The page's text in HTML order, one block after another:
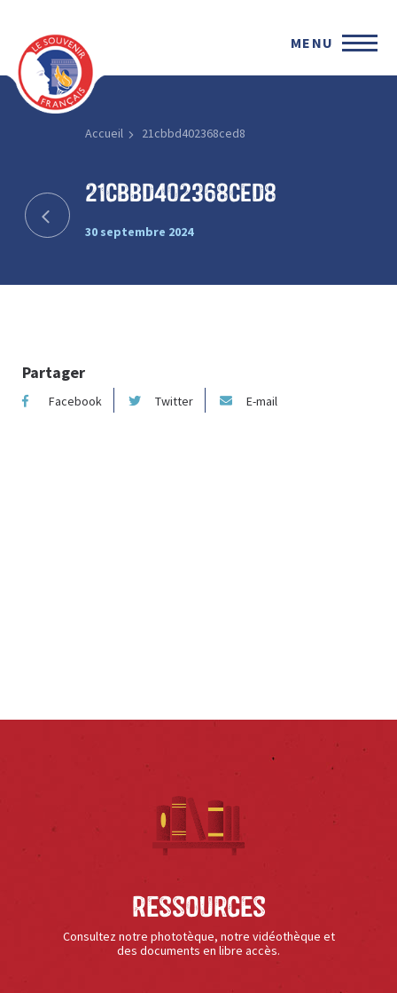
MENU
Accueil 21cbbd402368ced8
21cbbd402368ced8
30 septembre 2024
Partager
Facebook Twitter E-mail
Ressources
Consultez notre phototèque, notre vidéothèque et
des documents en libre accès.